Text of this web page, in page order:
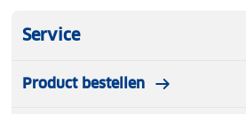
Service
Product bestellen